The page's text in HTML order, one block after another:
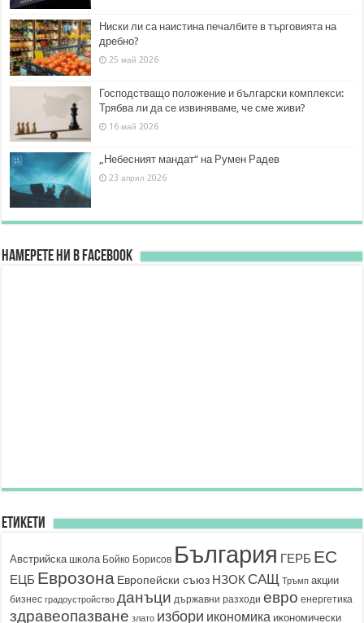
Ниски ли са наистина печалбите в търговията на
дребно?
25 май 2026
Господстващо положение и български комплекси:
Трябва ли да се извиняваме, че сме живи?
16 май 2026
„Небесният мандат“ на Румен Радев
23 април 2026
Намерете ни в FACEBOOK
Етикети
Австрийска школа Бойко Борисов България ГЕРБ ЕС
ЕЦБ Еврозона Европейски съюз НЗОК САЩ Тръмп акции
бизнес градоустройство данъци държавни разходи евро енергетика
здравеопазване злато избори икономика икономически